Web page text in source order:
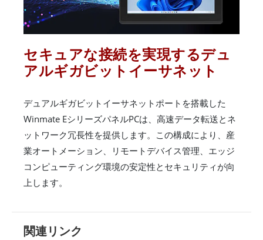
セキュアな接続を実現するデュ
アルギガビットイーサネット
デュアルギガビットイーサネットポートを搭載した
Winmate EシリーズパネルPCは、高速データ転送とネ
ットワーク冗長性を提供します。この構成により、産
業オートメーション、リモートデバイス管理、エッジ
コンピューティング環境の安定性とセキュリティが向
上します。
関連リンク